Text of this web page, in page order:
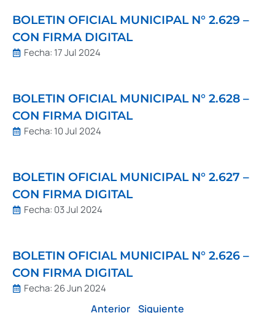
BOLETIN OFICIAL MUNICIPAL N° 2.629 –
CON FIRMA DIGITAL
Fecha: 17 Jul 2024
BOLETIN OFICIAL MUNICIPAL N° 2.628 –
CON FIRMA DIGITAL
Fecha: 10 Jul 2024
BOLETIN OFICIAL MUNICIPAL N° 2.627 –
CON FIRMA DIGITAL
Fecha: 03 Jul 2024
BOLETIN OFICIAL MUNICIPAL N° 2.626 –
CON FIRMA DIGITAL
Fecha:26 Jun 2024
Anterior Siguiente